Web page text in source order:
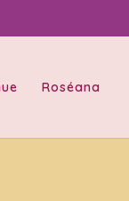
Roséana